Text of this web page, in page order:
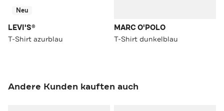
Neu
LEVI'S®
T-Shirt azurblau
MARC O'POLO
T-Shirt dunkelblau
Andere Kunden kauften auch